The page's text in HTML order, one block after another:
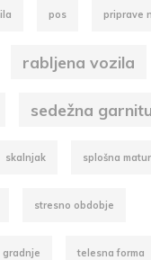
pos priprave
rabljena vozila
sedežna
skalnjak splošna
stresno obdobje
gradnje telesna forma